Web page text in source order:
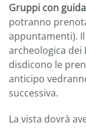
Gruppi con
potranno
appuntamenti).
archeologica dei
disdicono le
anticipo
successiva.
La vista dovrà